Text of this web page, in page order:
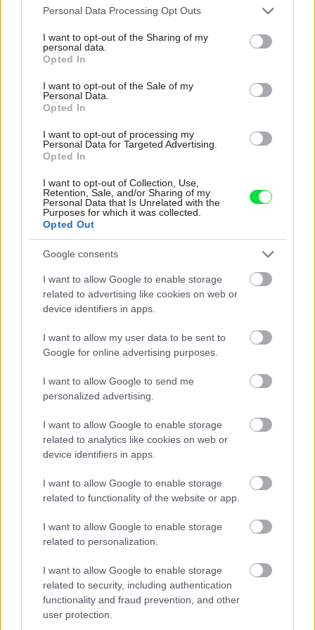
Please note that this website/app uses one or more Google
not limited to your visit or usage behaviour. You may click to
grant or deny consent to Google and its third-party tags to
use your data for below specified purposes in below Google
consent section.
Personal Data Processing Opt Outs
I want to opt-out of the Sharing of my
personal data.
Opted In
I want to opt-out of the Sale of my
Personal Data.
Opted In
I want to opt-out of processing my
Personal Data for Targeted Advertising.
Opted In
I want to opt-out of Collection, Use,
Retention, Sale, and/or Sharing of my
Personal Data that Is Unrelated with the
Purposes for which it was collected.
Opted Out
Google consents
I want to allow Google to enable storage
related to advertising like cookies on web or
device identifiers in apps.
I want to allow my user data to be sent to
Google for online advertising purposes.
I want to allow Google to send me
personalized advertising.
I want to allow Google to enable storage
related to analytics like cookies on web or
device identifiers in apps.
I want to allow Google to enable storage
related to functionality of the website or app.
I want to allow Google to enable storage
related to personalization.
I want to allow Google to enable storage
related to security, including authentication
functionality and fraud prevention, and other
user protection.
Inšpirácie
predsieň,plast ,oranžová
Najnovšie príspevky
Re: Takto sa rieši málo úložného miesta. V tomto byte
My napríklad labky utierame hneď pri dverách a doma pred dvere
používame tyčový ETA Terier…
Re: Takto sa rieši málo úložného miesta. V tomto byte
Dizajn je to nádherný, tá brezová preglejka a čisté línie vyzerajú super.
Ale vždy, keď…
Re: Toto je najväčší mýtus pri ošetrení dreva a môže vás
vyjsť draho. Ako ho ochrániť pred hnitím a škodcami?
sa zbavilo zarodkov skodcov...